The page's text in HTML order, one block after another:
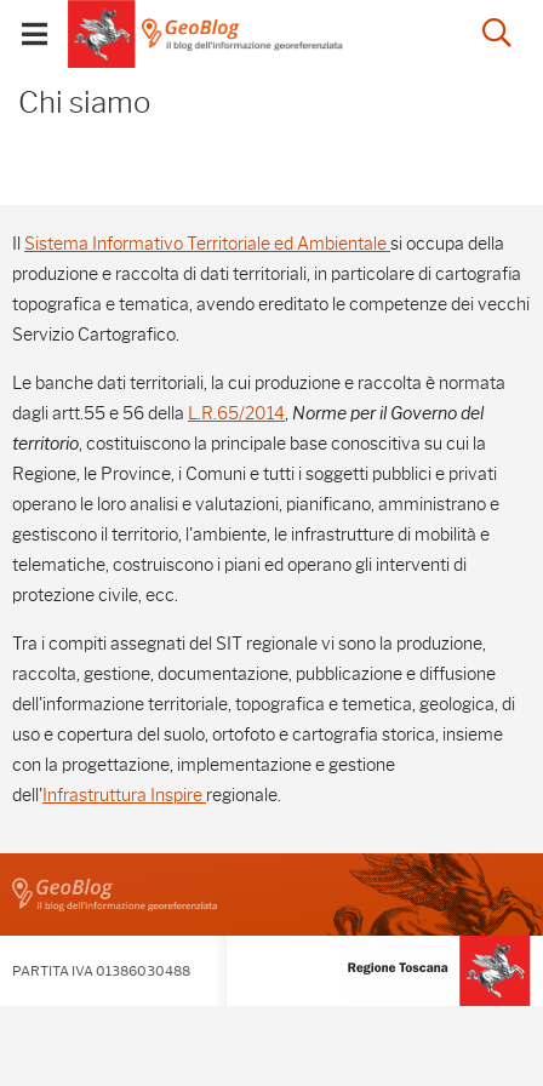
Skip to Main Content
Visualizza/chiudi
menu
mobile
Chi siamo - GeoBlog
Chi siamo
Il Sistema Informativo Territoriale ed Ambientalesi occupa della
produzione e raccolta di dati territoriali, in particolare di cartografia
topografica e tematica, avendo ereditato le competenze dei vecchi
Servizio Cartografico.
Le banche dati territoriali, la cui produzione e raccolta è normata
dagli artt.55 e 56 della L.R.65/2014, Norme per il Governo del
territorio, costituiscono la principale base conoscitiva su cui la
Regione, le Province, i Comuni e tutti i soggetti pubblici e privati
operano le loro analisi e valutazioni, pianificano, amministrano e
gestiscono il territorio, l'ambiente, le infrastrutture di mobilità e
telematiche, costruiscono i piani ed operano gli interventi di
protezione civile, ecc.
Tra i compiti assegnati del SIT regionale vi sono la produzione,
raccolta, gestione, documentazione, pubblicazione e diffusione
dell'informazione territoriale, topografica e temetica, geologica, di
uso e copertura del suolo, ortofoto e cartografia storica, insieme
con la progettazione, implementazione e gestione
dell'Infrastruttura Inspire regionale.
PARTITA IVA 01386030488